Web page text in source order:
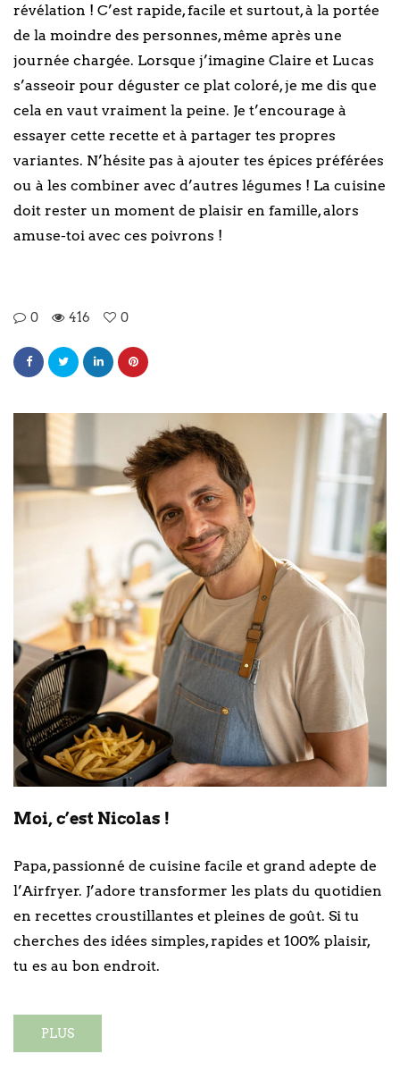
révélation ! C’est rapide, facile et surtout, à la portée
de la moindre des personnes, même après une
journée chargée. Lorsque j’imagine Claire et Lucas
s’asseoir pour déguster ce plat coloré, je me dis que
cela en vaut vraiment la peine. Je t’encourage à
essayer cette recette et à partager tes propres
variantes. N’hésite pas à ajouter tes épices préférées
ou à les combiner avec d’autres légumes ! La cuisine
doit rester un moment de plaisir en famille, alors
amuse-toi avec ces poivrons !
0 416 0
Moi, c’est Nicolas !
Papa, passionné de cuisine facile et grand adepte de
l’Airfryer. J’adore transformer les plats du quotidien
en recettes croustillantes et pleines de goût. Si tu
cherches des idées simples, rapides et 100% plaisir,
tu es au bon endroit.
PLUS